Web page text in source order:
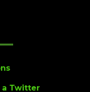
a Twitter